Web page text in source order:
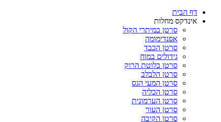
דף הבית
אינדקס מחלות
סרטן במיתרי הקול
אפנדימומה
סרטן הכבד
גידולים במוח
סרטן בלוטת הרוק
סרטן הלבלב
סרטן המעי הגס
סרטן הכליה
סרטן הערמונית
סרטן העור
סרטן הקיבה